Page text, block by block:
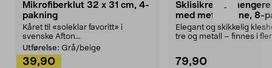
-
Mikrofiberklut 32 x 31 cm, 4-
pakning
Kåret til «soleklar favoritt» i
svenske Afton...
Utførelse: Grå/beige
39,90
Sklisikre
med metallpinne, 8-
Elegant og skikkelig
tre og metall – finnes i
79,90